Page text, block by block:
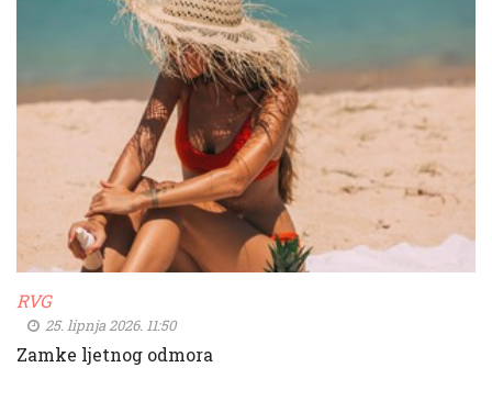
RVG
25. lipnja 2026. 11:50
Zamke ljetnog odmora